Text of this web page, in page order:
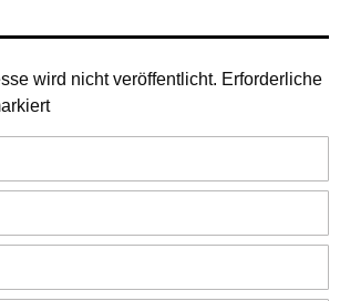
wird nicht veröffentlicht. Erforderliche